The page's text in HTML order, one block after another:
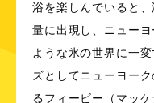
浴を楽しんでいると
量に出現し、ニュー
ような氷の世界に一
ズとしてニューヨー
るフィービー（マッ